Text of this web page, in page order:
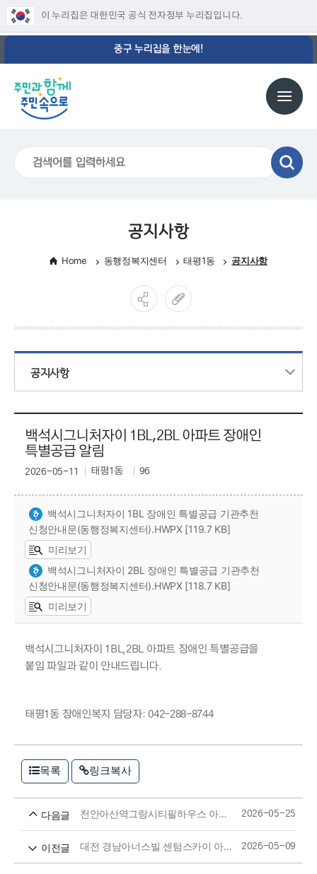
이 누리집은 대한민국 공식 전자정부 누리집입니다.
중구 누리집을 한눈에!
공지사항
Home 동행정복지센터 태평1동 공지사항
공지사항
백석시그니처자이 1BL,2BL 아파트 장애인
특별공급 알림
태평1동 96
2026-05-11
백석시그니처자이 1BL 장애인 특별공급 기관추천
신청안내문(동행정복지센터).HWPX [119.7 KB]
미리보기
백석시그니처자이 2BL 장애인 특별공급 기관추천
신청안내문(동행정복지센터).HWPX [118.7 KB]
미리보기
백석시그니처자이 1BL,2BL 아파트 장애인 특별공급을
붙임 파일과 같이 안내드립니다.
태평1동 장애인복지 담당자: 042-288-8744
목록 링크복사
다음글 천안아산역그랑시티필하우스 아파트 장애인 특별공급 알림 2026-05-25
이전글 대전 경남아너스빌 센텀스카이 아파트 장애인 특별공급 알림 2026-05-09